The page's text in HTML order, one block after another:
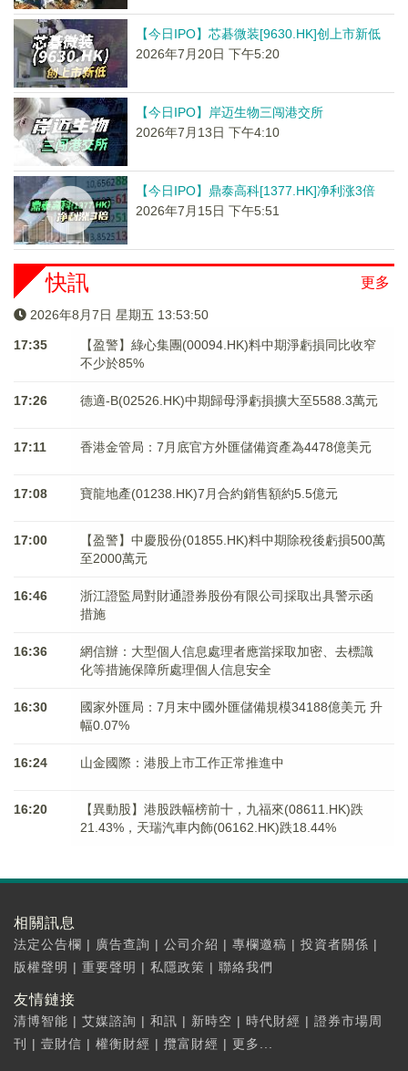
【今日IPO】芯碁微装[9630.HK]创上市新低
2026年7月20日 下午5:20
【今日IPO】岸迈生物三闯港交所
2026年7月13日 下午4:10
【今日IPO】鼎泰高科[1377.HK]净利涨3倍
2026年7月15日 下午5:51
更多
快訊
2026年8月7日 星期五 13:53:50
17:35
【盈警】綠心集團(00094.HK)料中期淨虧損同比收窄
不少於85%
17:26 德適-B(02526.HK)中期歸母淨虧損擴大至5588.3萬元
17:11 香港金管局：7月底官方外匯儲備資產為4478億美元
17:08 寶龍地產(01238.HK)7月合約銷售額約5.5億元
17:00
【盈警】中慶股份(01855.HK)料中期除稅後虧損500萬
至2000萬元
16:46
浙江證監局對財通證券股份有限公司採取出具警示函
措施
16:36
網信辦：大型個人信息處理者應當採取加密、去標識
化等措施保障所處理個人信息安全
16:30
國家外匯局：7月末中國外匯儲備規模34188億美元 升
幅0.07%
16:24 山金國際：港股上市工作正常推進中
16:20
【異動股】港股跌幅榜前十，九福來(08611.HK)跌
21.43%，天瑞汽車内飾(06162.HK)跌18.44%
相關訊息
法定公告欄 | 廣告查詢 | 公司介紹 | 專欄邀稿 | 投資者關係 |
版權聲明 | 重要聲明 | 私隱政策 | 聯絡我們
友情鏈接
清博智能 | 艾媒諮詢 | 和訊 | 新時空 | 時代財經 | 證券市場周
刊
| 壹財信 | 權衡財經 | 攬富財經 | 更多...